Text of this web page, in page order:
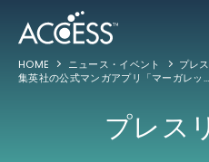
HOME ニュース・イベント
プレ
集英社の公式マンガアプリ「マーガレットBOOKストア！」にACCESSの電子出版プラットフォーム「PUBLUS
プレス